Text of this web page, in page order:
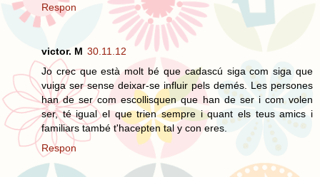
Respon
victor. M 30.11.12
Jo crec que està molt bé que cadascú siga com siga que
vuiga ser sense deixar-se influir pels demés. Les persones
han de ser com escollisquen que han de ser i com volen
ser, té igual el que trien sempre i quant els teus amics i
familiars també t'hacepten tal y con eres.
Respon